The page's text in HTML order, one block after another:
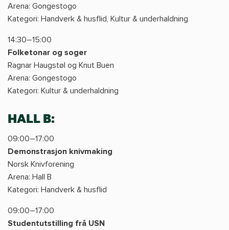
Arena: Gongestogo
Kategori: Handverk & husflid, Kultur & underhaldning
14:30–15:00
Folketonar og soger
Ragnar Haugstøl og Knut Buen
Arena: Gongestogo
Kategori: Kultur & underhaldning
HALL B:
09:00–17:00
Demonstrasjon knivmaking
Norsk Knivforening
Arena: Hall B
Kategori: Handverk & husflid
09:00–17:00
Studentutstilling frå USN